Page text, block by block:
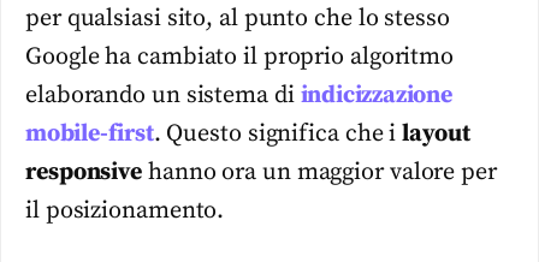
per qualsiasi sito, al punto che lo stesso
Google ha cambiato il proprio algoritmo
elaborando un sistema di indicizzazione
mobile-first. Questo significa che ilayout
responsive hanno ora un maggior valore per
il posizionamento.